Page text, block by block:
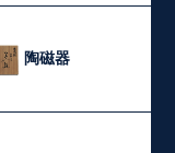
陶磁器